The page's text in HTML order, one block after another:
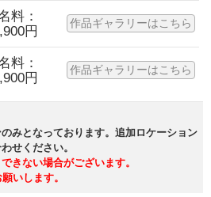
料：
円
作品ギャラリーはこちら
料：
円
作品ギャラリーはこちら
みとなっております。追加ロケーション
せください。
きない場合がございます。
いします。